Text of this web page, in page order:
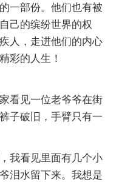
一部份。他们也有被
己的缤纷世界的权
人，走进他们的内心
彩的人生！
看见一位老爷爷在街
子破旧，手臂只有一
我看见里面有几个小
泪水留下来。我想是